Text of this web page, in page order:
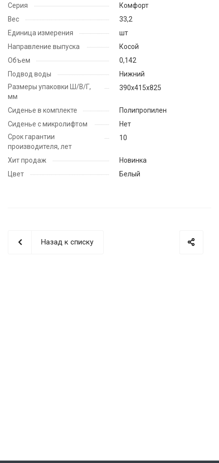
Серия
Комфорт
Вес
33,2
Единица измерения
шт
Направление выпуска
Косой
Объем
0,142
Подвод воды
Нижний
Размеры упаковки Ш/В/Г,
мм
390х415х825
Сиденье в комплекте
Полипропилен
Сиденье с микролифтом
Нет
Срок гарантии
производителя, лет
10
Хит продаж
Новинка
Цвет
Белый
Назад к списку